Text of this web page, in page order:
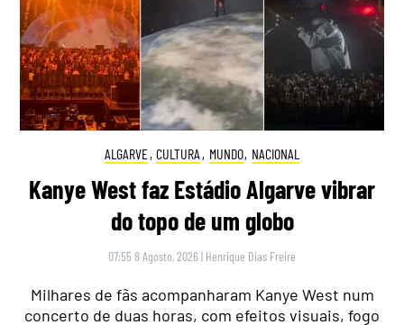
ALGARVE, CULTURA , MUNDO, NACIONAL
Kanye West faz Estádio Algarve vibrar
do topo de um globo
07:55 8 Agosto, 2026 | Henrique Dias Freire
Milhares de fãs acompanharam Kanye West num
concerto de duas horas, com efeitos visuais, fogo